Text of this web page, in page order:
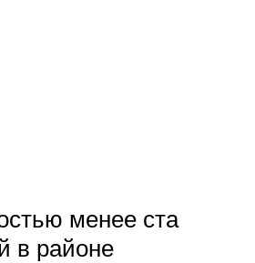
менее ста
в районе